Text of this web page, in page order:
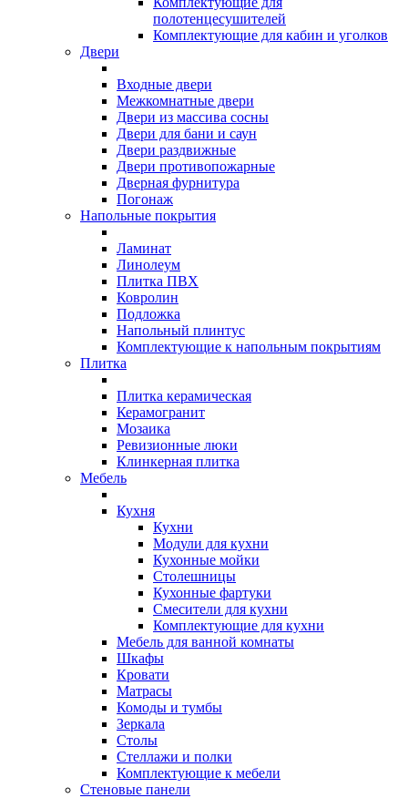
полотенцесушителей
Комплектующие для кабин и уголков
Двери
Входные двери
Межкомнатные двери
Двери из массива сосны
Двери для бани и саун
Двери раздвижные
Двери противопожарные
Дверная фурнитура
Погонаж
Напольные покрытия
Ламинат
Линолеум
Плитка ПВХ
Ковролин
Подложка
Напольный плинтус
Комплектующие к напольным покрытиям
Плитка
Плитка керамическая
Керамогранит
Мозаика
Ревизионные люки
Клинкерная плитка
Мебель
Кухня
Кухни
Модули для кухни
Кухонные мойки
Столешницы
Кухонные фартуки
Смесители для кухни
Комплектующие для кухни
Мебель для ванной комнаты
Шкафы
Кровати
Матрасы
Комоды и тумбы
Зеркала
Столы
Стеллажи и полки
Комплектующие к мебели
Стеновые панели